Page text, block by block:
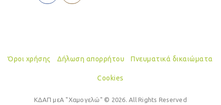
Όροι χρήσης Δήλωση απορρήτου Πνευματικά δικαιώματα
Cookies
ΚΔΑΠ μεΑ "Χαμογελώ" © 2026. All Rights Reserved